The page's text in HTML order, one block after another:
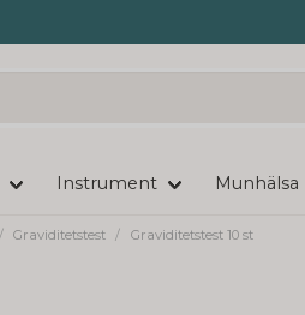
Instrument Munhälsa
Graviditetstest Graviditetstest 10 st